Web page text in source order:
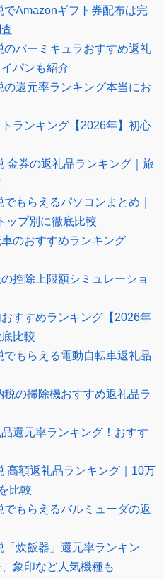
でAmazonギフト券配布は完
のバーミキュラおすすめ返礼
パンも紹介
の還元率ランキング本当にお
ランキング【2026年】初心
金券の返礼品ランキング｜旅
もらえるパソコンまとめ｜
ップ別に徹底比較
のおすすめランキング
控除上限額シミュレーショ
すすめランキング【2026年
比較
でもらえる電動自転車返礼品
税の掃除機おすすめ返礼品ラ
還元率ランキング！おすす
高額返礼品ランキング｜10万
比較
でもらえるバルミューダの返
「炊飯器」還元率ランキン
象印など人気機種も